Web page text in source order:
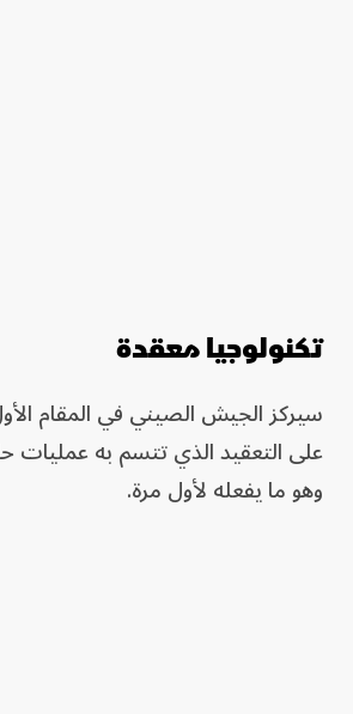
تكنولوجيا معقدة
سيركز الجيش الصيني في المقام
على التعقيد الذي تتسم به عمليات
وهو ما يفعله لأول مرة.